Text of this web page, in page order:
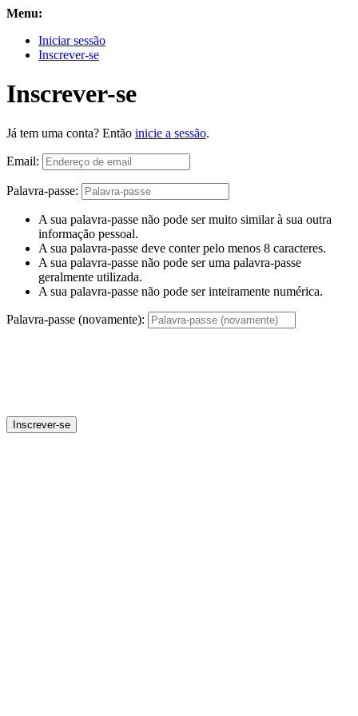
Menu:
Iniciar sessão
Inscrever-se
Inscrever-se
Já tem uma conta? Então inicie a sessão.
Email:
Palavra-passe:
A sua palavra-passe não pode ser muito similar à sua outra
informação pessoal.
A sua palavra-passe deve conter pelo menos 8 caracteres.
A sua palavra-passe não pode ser uma palavra-passe
geralmente utilizada.
A sua palavra-passe não pode ser inteiramente numérica.
Palavra-passe (novamente):
Inscrever-se